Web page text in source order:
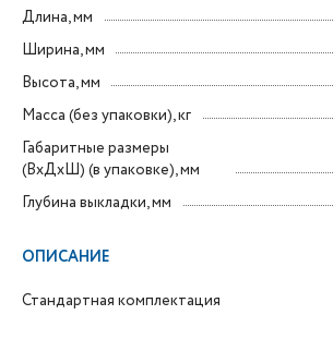
Длина, мм
Ширина, мм
Высота, мм
Масса (без упаковки), кг
Габаритные размеры
(ВxДxШ) (в упаковке), мм
Глубина выкладки, мм
ОПИСАНИЕ
Стандартная комплектация